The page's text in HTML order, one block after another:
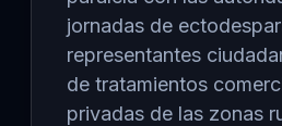
jornadas de
representantes
de tratamientos
privadas de las zonas